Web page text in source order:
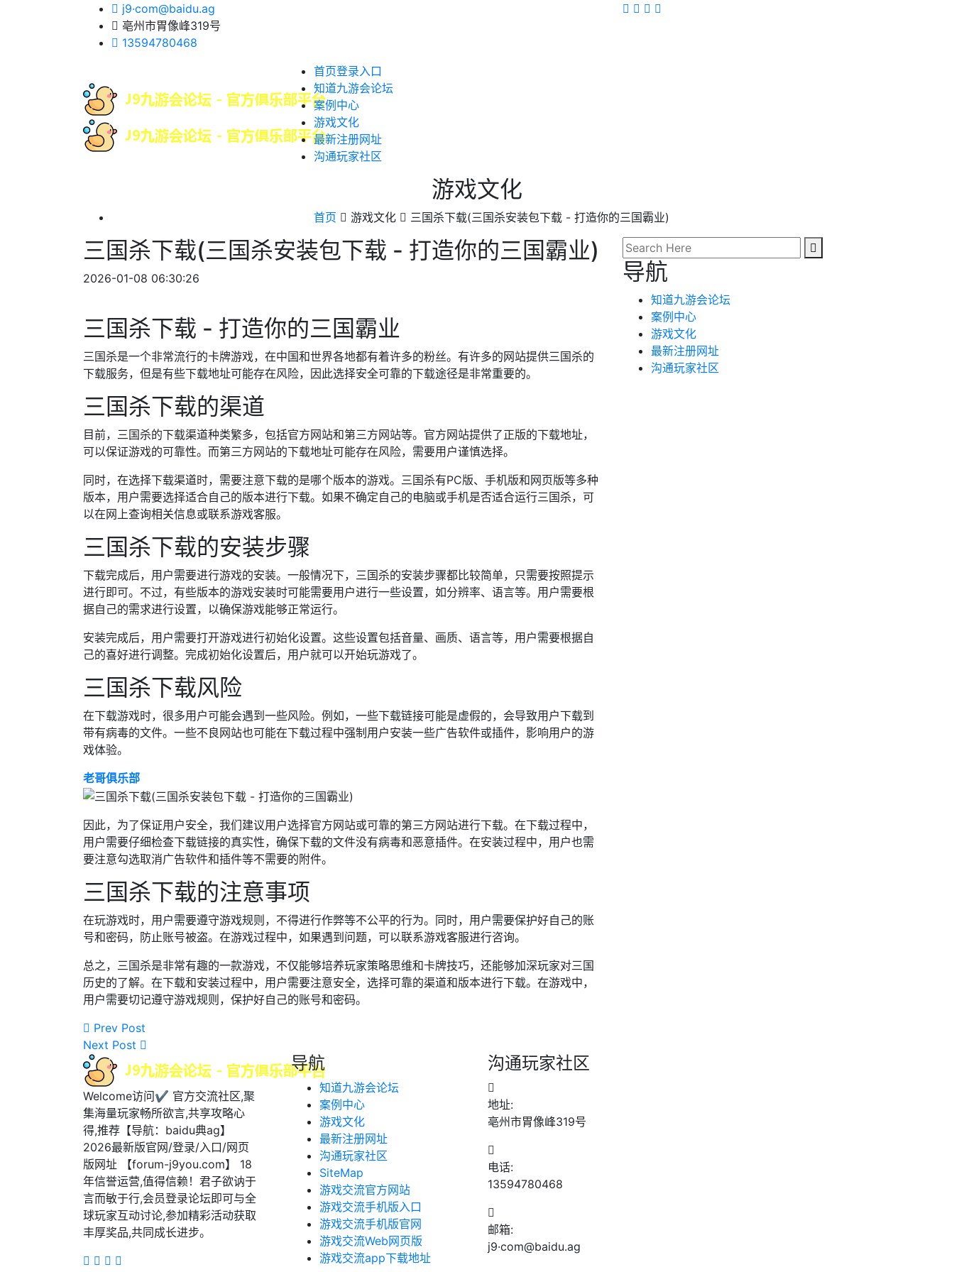
j9·com@baidu.ag
亳州市胃像峰319号
13594780468
首页登录入口
知道九游会论坛
案例中心
游戏文化
最新注册网址
沟通玩家社区
游戏文化
首页 游戏文化 三国杀下载(三国杀安装包下载 - 打造你的三国霸业)
三国杀下载(三国杀安装包下载 - 打造你的三国霸业)
2026-01-08 06:30:26
三国杀下载 - 打造你的三国霸业
三国杀是一个非常流行的卡牌游戏，在中国和世界各地都有着许多的粉丝。有许多的网站提供三国杀的
下载服务，但是有些下载地址可能存在风险，因此选择安全可靠的下载途径是非常重要的。
三国杀下载的渠道
目前，三国杀的下载渠道种类繁多，包括官方网站和第三方网站等。官方网站提供了正版的下载地址，
可以保证游戏的可靠性。而第三方网站的下载地址可能存在风险，需要用户谨慎选择。
同时，在选择下载渠道时，需要注意下载的是哪个版本的游戏。三国杀有PC版、手机版和网页版等多种
版本，用户需要选择适合自己的版本进行下载。如果不确定自己的电脑或手机是否适合运行三国杀，可
以在网上查询相关信息或联系游戏客服。
三国杀下载的安装步骤
下载完成后，用户需要进行游戏的安装。一般情况下，三国杀的安装步骤都比较简单，只需要按照提示
进行即可。不过，有些版本的游戏安装时可能需要用户进行一些设置，如分辨率、语言等。用户需要根
据自己的需求进行设置，以确保游戏能够正常运行。
安装完成后，用户需要打开游戏进行初始化设置。这些设置包括音量、画质、语言等，用户需要根据自
己的喜好进行调整。完成初始化设置后，用户就可以开始玩游戏了。
三国杀下载风险
在下载游戏时，很多用户可能会遇到一些风险。例如，一些下载链接可能是虚假的，会导致用户下载到
带有病毒的文件。一些不良网站也可能在下载过程中强制用户安装一些广告软件或插件，影响用户的游
戏体验。
老哥俱乐部
因此，为了保证用户安全，我们建议用户选择官方网站或可靠的第三方网站进行下载。在下载过程中，
用户需要仔细检查下载链接的真实性，确保下载的文件没有病毒和恶意插件。在安装过程中，用户也需
要注意勾选取消广告软件和插件等不需要的附件。
三国杀下载的注意事项
在玩游戏时，用户需要遵守游戏规则，不得进行作弊等不公平的行为。同时，用户需要保护好自己的账
号和密码，防止账号被盗。在游戏过程中，如果遇到问题，可以联系游戏客服进行咨询。
总之，三国杀是非常有趣的一款游戏，不仅能够培养玩家策略思维和卡牌技巧，还能够加深玩家对三国
历史的了解。在下载和安装过程中，用户需要注意安全，选择可靠的渠道和版本进行下载。在游戏中，
用户需要切记遵守游戏规则，保护好自己的账号和密码。
Prev Post
Next Post
导航
知道九游会论坛
案例中心
游戏文化
最新注册网址
沟通玩家社区
Welcome访问✔ 官方交流社区,聚
集海量玩家畅所欲言,共享攻略心
得,推荐【导航：baidu典ag】
2026最新版官网/登录/入口/网页
版网址 【forum-j9you.com】 18
年信誉运营,值得信赖！君子欲讷于
言而敏于行,会员登录论坛即可与全
球玩家互动讨论,参加精彩活动获取
丰厚奖品,共同成长进步。
导航
知道九游会论坛
案例中心
游戏文化
最新注册网址
沟通玩家社区
SiteMap
游戏交流官方网站
游戏交流手机版入口
游戏交流手机版官网
游戏交流Web网页版
游戏交流app下载地址
沟通玩家社区
地址:
亳州市胃像峰319号
电话:
13594780468
邮箱:
j9·com@baidu.ag